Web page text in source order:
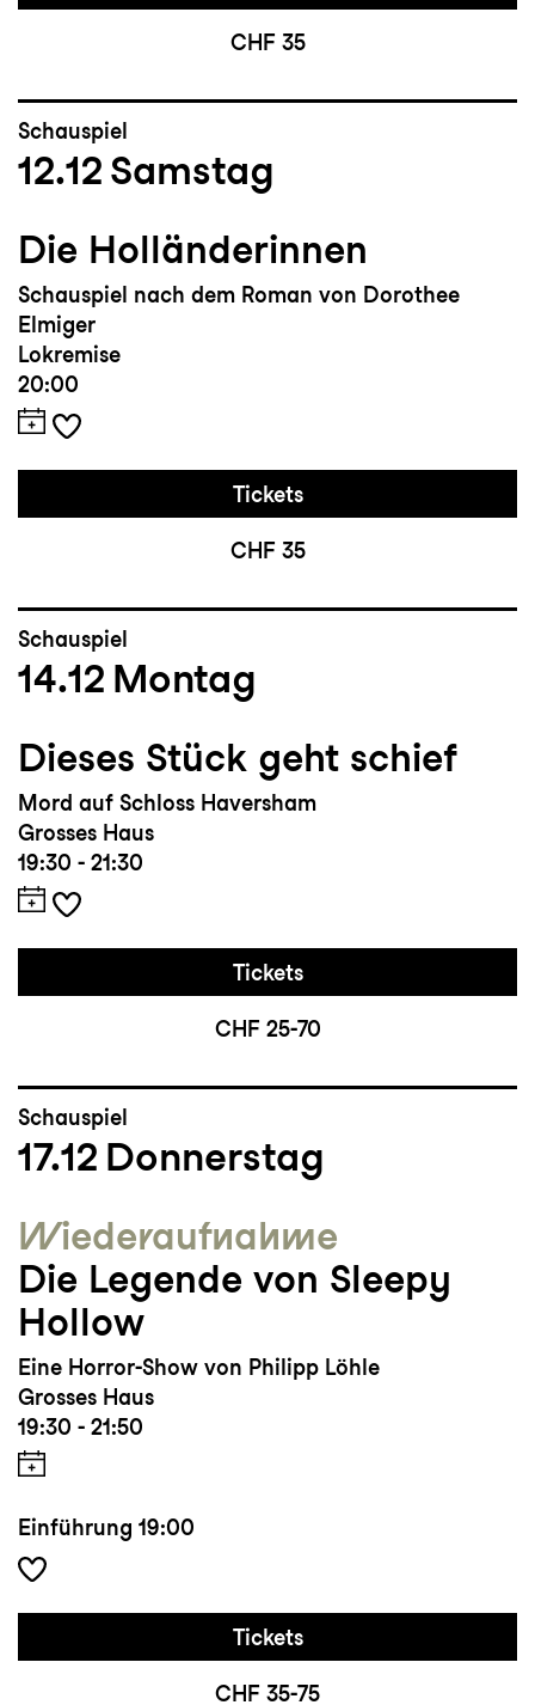
CHF 35
Schauspiel
12.12 Samstag
Die Holländerinnen
Schauspiel nach dem Roman von Dorothee
Elmiger
Lokremise
20:00
Tickets
CHF 35
Schauspiel
14.12 Montag
Dieses Stück geht schief
Mord auf Schloss Haversham
Grosses Haus
19:30 - 21:30
Tickets
CHF 25-70
Schauspiel
17.12 Donnerstag
Wieder­aufnahme
Die Legende von Sleepy
Hollow
Eine Horror-Show von Philipp Löhle
Grosses Haus
19:30 - 21:50
Einführung 19:00
Tickets
CHF 35-75